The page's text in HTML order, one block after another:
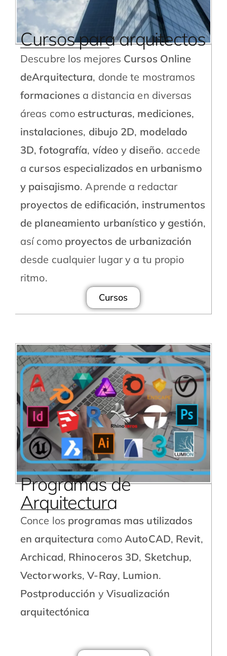
Cursos para arquitectos
Descubre los mejores Cursos Online
deArquitectura, donde te mostramos
formaciones a distancia en diversas
áreas como estructuras, mediciones,
instalaciones, dibujo 2D, modelado
3D,fotografía, vídeo y diseño. accede
a cursos especializados en urbanismo
y paisajismo. Aprende a redactar
proyectos de edificación, instrumentos
de planeamiento urbanístico y gestión,
así como proyectos de urbanización
desde cualquier lugar y a tu propio
ritmo.
Cursos
Programas de
Arquitectura
Conce los programas mas utilizados
en arquitectura comoAutoCAD, Revit,
Archicad, Rhinoceros 3D, Sketchup,
Vectorworks, V-Ray, Lumion.
Postproducción y Visualización
arquitectónica